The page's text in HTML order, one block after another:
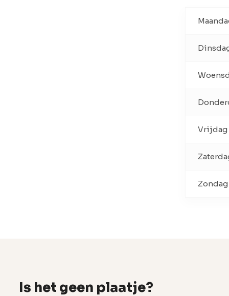
Vrijdag
Zondag
Is het geen plaatje?